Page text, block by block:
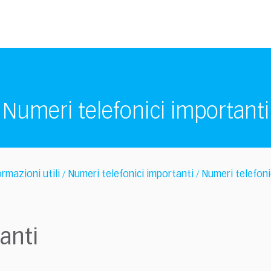
Numeri telefonici importanti
utili / Numeri telefonici importanti / Numeri